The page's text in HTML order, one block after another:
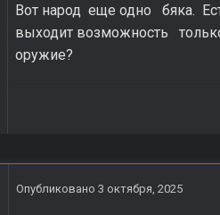
Вот народ еще одно бяка.
выходит возможность
оружие?
Опубликовано 3 октября, 2025